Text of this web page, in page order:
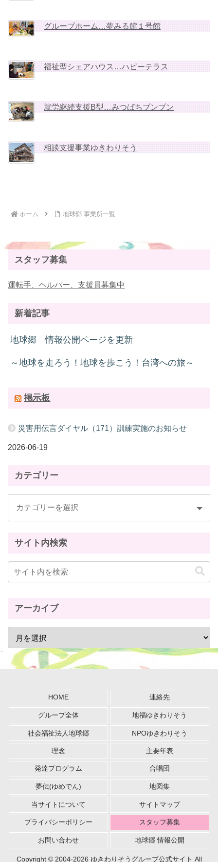
グループホーム…夢みる館１号館
福祉型シェアハウス…ハピーテラス
就労継続支援B型…みつばちブンブン
相談支援事業ゆきわりそう
ホーム 地球郷 事業所一覧
スタッフ募集
運転手、ヘルパー、支援員募集中
新着記事
地球郷 情報公開ページを更新
～地球を走ろう！地球を歩こう！台湾への旅～
掲示板
災害用伝言ダイヤル（171）訓練実施のお知らせ
2026-06-19
カテゴリー
サイト内検索
アーカイブ
HOME 連絡先
グループ全体 地福ゆきわりそう
社会福祉法人地球郷 NPOゆきわりそう
理念 主要年表
発達プログラム 合唱団
夢伝(ゆめでん) 地図集
当サイトについて サイトマップ
プライバシーポリシー スタッフ募集
お問い合わせ 地球郷 情報公開
Copyright © 2004-2026 ゆきわりそうグループ公式サイト All